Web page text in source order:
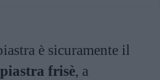
è sicuramente il
piastra frisè, a